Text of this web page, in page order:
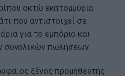
οκτώ εκατομμύρια
που αντιστοιχεί σε
για το εμπόριο και
συνολικών πωλήσεων.
ξένος προμηθευτής